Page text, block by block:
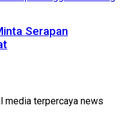
Serapan
media terpercaya news